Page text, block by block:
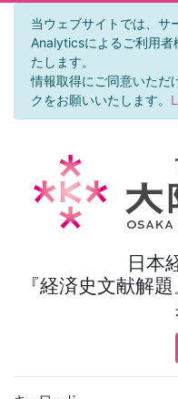
当ウェブサイトでは、サ
Analyticsによるご利用
たします。
情報取得にご同意いただ
クをお願いいたします。
日本
『経済史文献解